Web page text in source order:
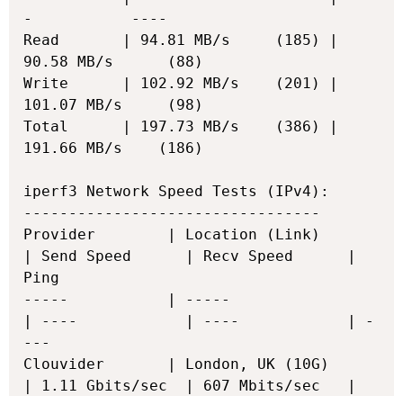
-           ----
Read       | 94.81 MB/s     (185) |
90.58 MB/s      (88)
Write      | 102.92 MB/s    (201) |
101.07 MB/s     (98)
Total      | 197.73 MB/s    (386) |
191.66 MB/s    (186)
iperf3 Network Speed Tests (IPv4):
---------------------------------
Provider        | Location (Link)
| Send Speed      | Recv Speed      |
Ping
-----           | -----
| ----            | ----            | -
---
Clouvider       | London, UK (10G)
| 1.11 Gbits/sec  | 607 Mbits/sec   |